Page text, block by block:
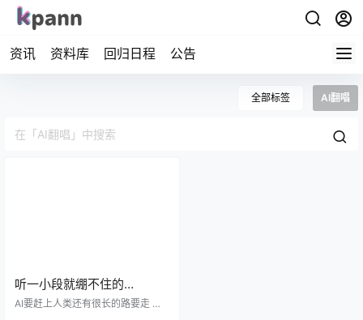
资讯 资料库 回归日程 公告
全部标签 AI翻唱
听一小段就绷不住的
SEVENTEEN – Magnetic AI
AI要赶上人类还有很长的路要走 精